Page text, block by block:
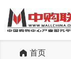
首页